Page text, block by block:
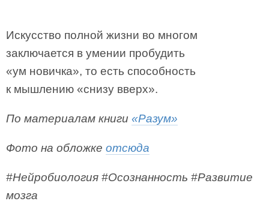
Искусство полной жизни во многом
заключается в умении пробудить
«ум новичка», то есть способность
к мышлению «снизу вверх».
По материалам книги «Разум»
Фото на обложке отсюда
#Нейробиология #Осознанность #Развитие
мозга